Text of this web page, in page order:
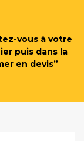
vous à votre
puis dans la
en devis”